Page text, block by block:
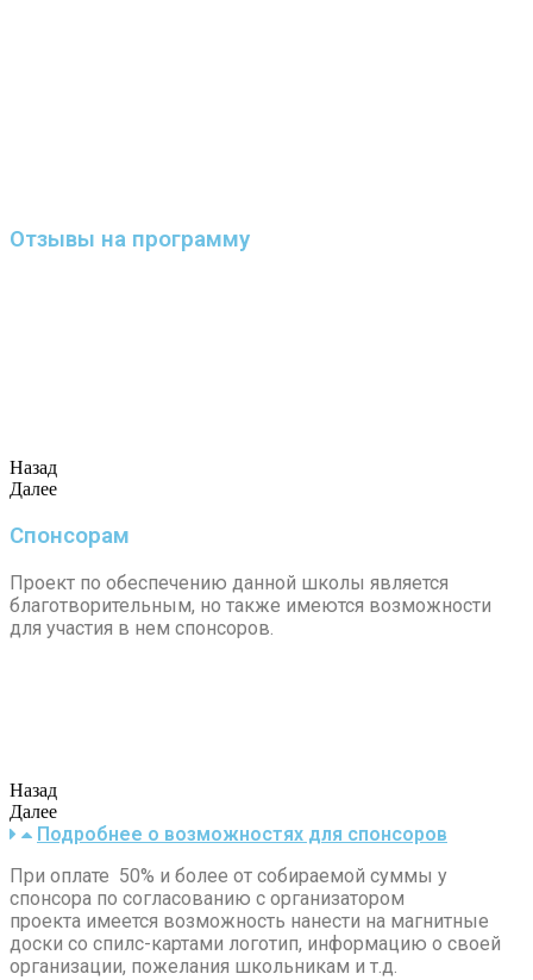
Отзывы на программу
Назад
Далее
Спонсорам
Проект по обеспечению данной школы является
благотворительным, но также имеются возможности
для участия в нем спонсоров.
Назад
Далее
Подробнее о возможностях для спонсоров
При оплате 50% и более от собираемой суммы у
спонсора по согласованию с организатором
проекта имеется возможность нанести на магнитные
доски со спилс-картами логотип, информацию о своей
организации, пожелания школьникам и т.д.